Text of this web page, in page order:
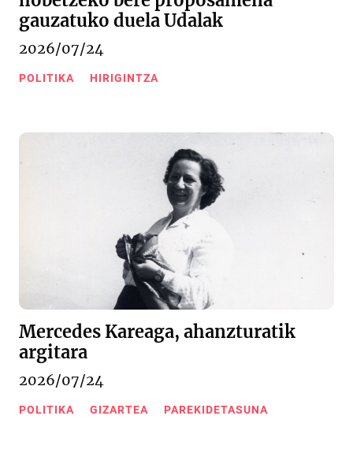
gauzatuko duela Udalak
2026/07/24
POLITIKA HIRIGINTZA
Mercedes Kareaga, ahanzturatik
argitara
2026/07/24
POLITIKA GIZARTEA PAREKIDETASUNA